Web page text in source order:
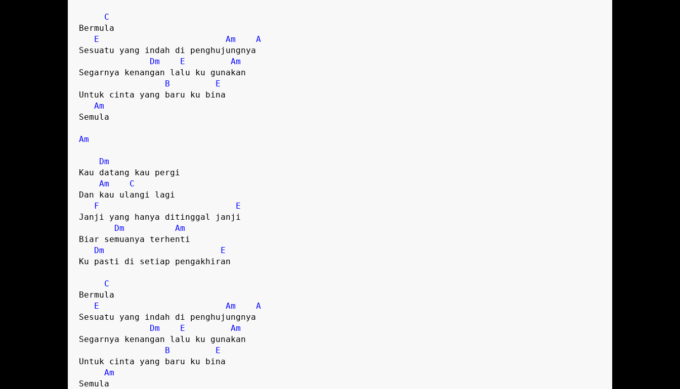
C
Bermula
E
Am
A
Sesuatu yang indah di penghujungnya
Dm
E
Am
Segarnya kenangan lalu ku gunakan
B
E
Untuk cinta yang baru ku bina
Am
Semula
Am
Dm
Kau datang kau pergi
Am
C
Dan kau ulangi lagi
F
E
Janji yang hanya ditinggal janji
Dm
Am
Biar semuanya terhenti
Dm
E
Ku pasti di setiap pengakhiran
C
Bermula
E
Am
A
Sesuatu yang indah di penghujungnya
Dm
E
Am
Segarnya kenangan lalu ku gunakan
B
E
Untuk cinta yang baru ku bina
Am
Semula